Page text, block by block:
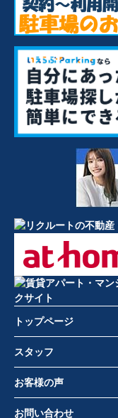
トップページ
スタッフ
お客様の声
お問い合わせ